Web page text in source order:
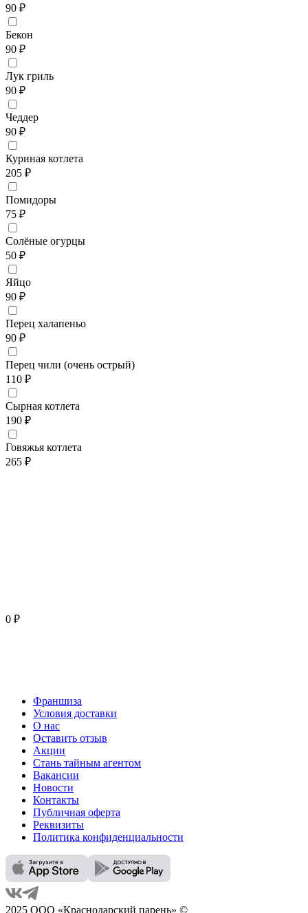
90 ₽
Бекон
90 ₽
Лук гриль
90 ₽
Чеддер
90 ₽
Куриная котлета
205 ₽
Помидоры
75 ₽
Солёные огурцы
50 ₽
Яйцо
90 ₽
Перец халапеньо
90 ₽
Перец чили (очень острый)
110 ₽
Сырная котлета
190 ₽
Говяжья котлета
265 ₽
0 ₽
Франшиза
Условия доставки
О нас
Оставить отзыв
Акции
Стань тайным агентом
Вакансии
Новости
Контакты
Публичная оферта
Реквизиты
Политика конфиденциальности
2025 ООО «Краснодарский парень» ©